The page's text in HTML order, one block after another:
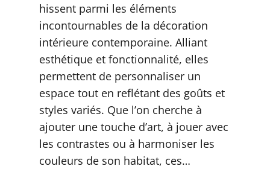
hissent parmi les éléments
incontournables de la décoration
intérieure contemporaine. Alliant
esthétique et fonctionnalité, elles
permettent de personnaliser un
espace tout en reflétant des goûts et
styles variés. Que l’on cherche à
ajouter une touche d’art, à jouer avec
les contrastes ou à harmoniser les
couleurs de son habitat, ces…